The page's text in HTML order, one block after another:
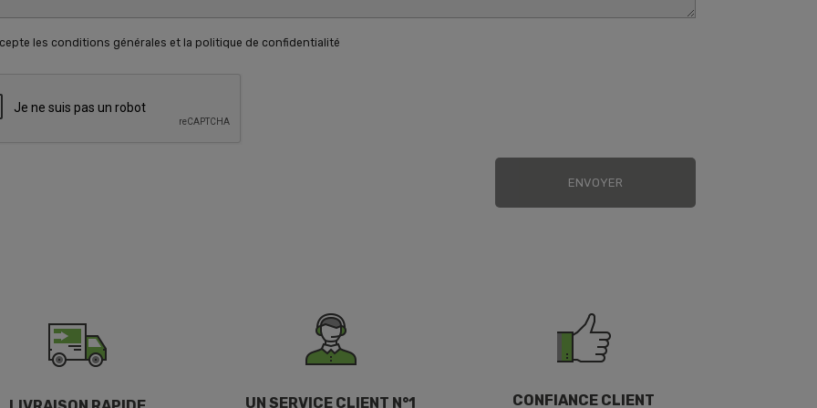
les conditions générales et la politique de confidentialité
UN SERVICE CLIENT N°1 CONFIANCE CLIENT